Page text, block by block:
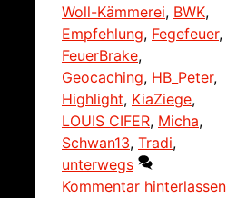
Woll-Kämmerei, BWK,
Empfehlung, Fegefeuer,
FeuerBrake,
Geocaching, HB_Peter,
Highlight, KiaZiege,
LOUIS CIFER, Micha,
Schwan13, Tradi,
unterwegs
Kommentar hinterlassen